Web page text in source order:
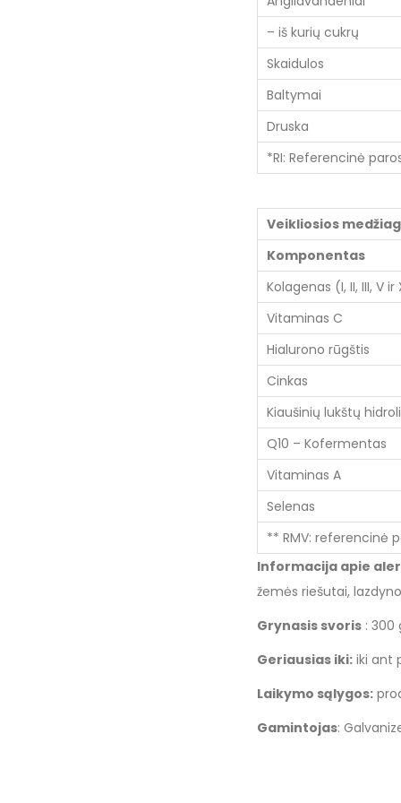
– iš kurių cukrų
Skaidulos
Baltymai
Druska
*RI: Referencinė
Veikliosios
Komponentas
Kolagenas (I, II, III, V
Vitaminas C
Hialurono rūgštis
Cinkas
Kiaušinių lukštų
Q10 – Kofermentas
Vitaminas A
Selenas
** RMV: referencinė
Informacija apie
žemės riešutai,
Grynasis svoris : 300
Geriausias iki: iki ant
Laikymo sąlygos:
Gamintojas: